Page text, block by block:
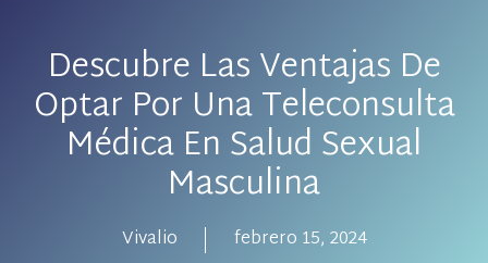
Descubre Las Ventajas De
Optar Por Una Teleconsulta
Médica En Salud Sexual
Masculina
Vivalio febrero 15, 2024